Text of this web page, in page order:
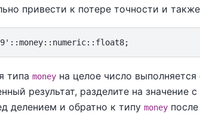
привести к потере точности и
типа money на целое число
результат, разделите на
делением и обратно к типу money